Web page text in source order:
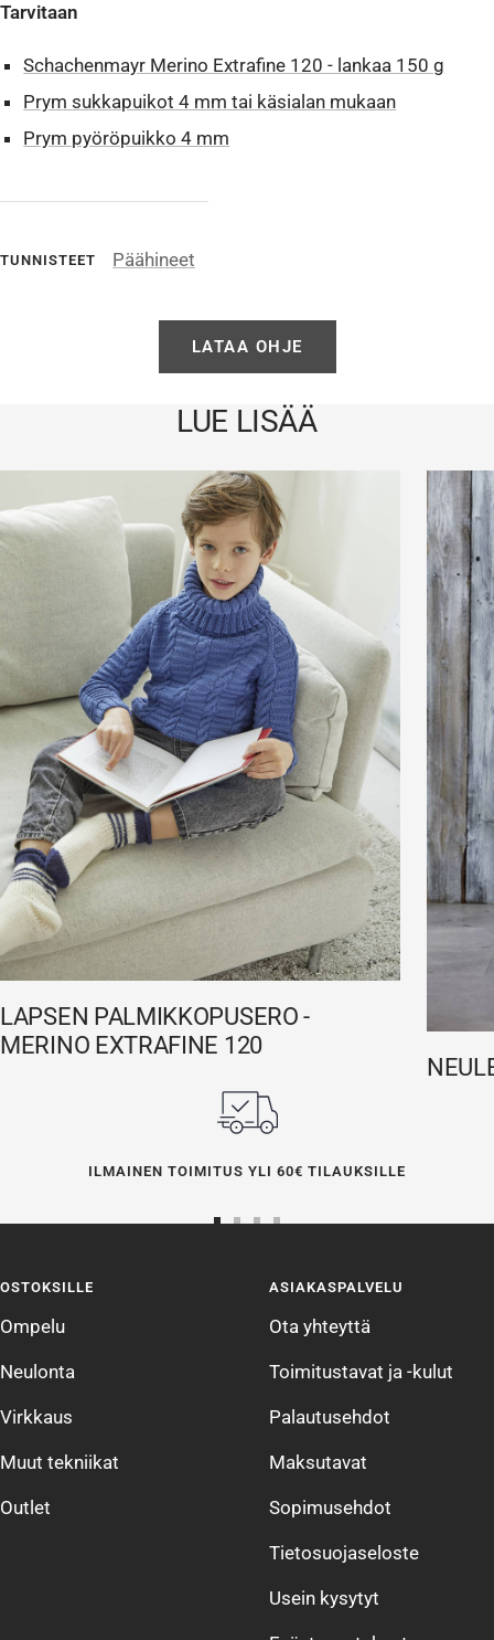
TUNNISTEET Päähineet
Tarvitaan
Schachenmayr Merino Extrafine 120 - lankaa 150 g
Prym sukkapuikot 4 mm tai käsialan mukaan
Prym pyöröpuikko 4 mm
LATAA OHJE
LUE LISÄÄ
LAPSEN PALMIKKOPUSERO -
MERINO EXTRAFINE 120
ILMAINEN TOIMITUS YLI 60€ TILAUKSILLE
4
OSTOKSILLE
Ompelu
Neulonta
Virkkaus
Muut tekniikat
Outlet
ASIAKASPALVELU
Ota yhteyttä
Toimitustavat ja -kulut
Palautusehdot
Maksutavat
Sopimusehdot
Tietosuojaseloste
Usein kysytyt